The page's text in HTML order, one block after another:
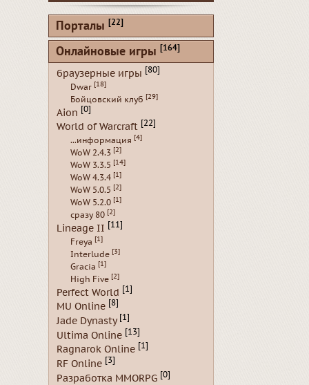
Порталы [22]
Онлайновые игры [164]
браузерные игры [80]
Dwar [18]
Бойцовский клуб [29]
Aion [0]
World of Warcraft [22]
...информация [4]
WoW 2.4.3 [2]
WoW 3.3.5 [14]
WoW 4.3.4 [1]
WoW 5.0.5 [2]
WoW 5.2.0 [1]
сразу 80 [2]
Lineage II [11]
Freya [1]
Interlude [3]
Gracia [1]
High Five [2]
Perfect World [1]
MU Online [8]
Jade Dynasty [1]
Ultima Online [13]
Ragnarok Online [1]
RF Online [3]
Разработка MMORPG [0]